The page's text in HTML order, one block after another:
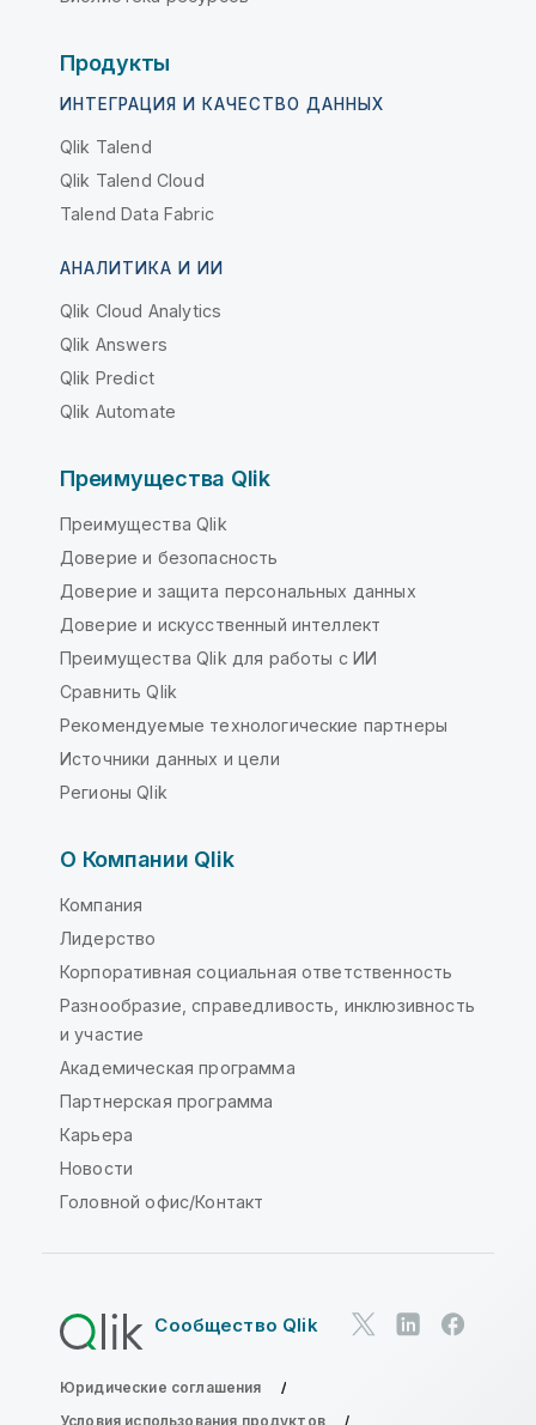
Продукты
ИНТЕГРАЦИЯ И КАЧЕСТВО ДАННЫХ
Qlik Talend
Qlik Talend Cloud
Talend Data Fabric
АНАЛИТИКА И ИИ
Qlik Cloud Analytics
Qlik Answers
Qlik Predict
Qlik Automate
Преимущества Qlik
Преимущества Qlik
Доверие и безопасность
Доверие и защита персональных данных
Доверие и искусственный интеллект
Преимущества Qlik для работы с ИИ
Сравнить Qlik
Рекомендуемые технологические партнеры
Источники данных и цели
Регионы Qlik
О Компании Qlik
Компания
Лидерство
Корпоративная социальная ответственность
Разнообразие, справедливость, инклюзивность
и участие
Академическая программа
Партнерская программа
Карьера
Новости
Головной офис/Контакт
Сообщество Qlik
Юридические соглашения
Условия использования продуктов